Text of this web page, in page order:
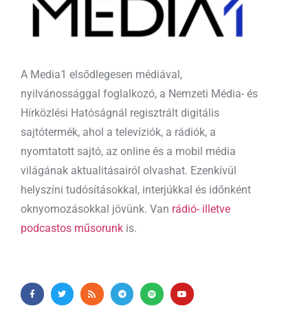
A Media1 elsődlegesen médiával,
nyilvánossággal foglalkozó, a Nemzeti Média- és
Hírközlési Hatóságnál regisztrált digitális
sajtótermék, ahol a televíziók, a rádiók, a
nyomtatott sajtó, az online és a mobil média
világának aktualitásairól olvashat. Ezenkívül
helyszíni tudósításokkal, interjúkkal és időnként
oknyomozásokkal jövünk. Van rádió- illetve
podcastos műsorunk is.